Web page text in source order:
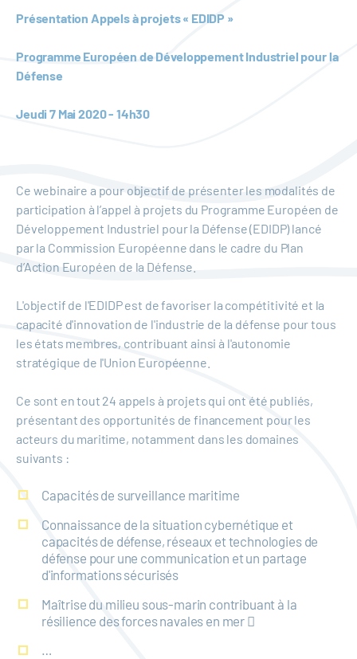
Présentation Appels à projets « EDIDP »
Programme Européen de Développement Industriel pour la
Défense
Jeudi 7 Mai 2020 - 14h30
Ce webinaire a pour objectif de présenter les modalités de
participation à l’appel à projets du Programme Européen de
Développement Industriel pour la Défense (EDIDP) lancé
par la Commission Européenne dans le cadre du Plan
d’Action Européen de la Défense.
L'objectif de l'EDIDP est de favoriser la compétitivité et la
capacité d'innovation de l'industrie de la défense pour tous
les états membres, contribuant ainsi à l'autonomie
stratégique de l'Union Européenne.
Ce sont en tout 24 appels à projets qui ont été publiés,
présentant des opportunités de financement pour les
acteurs du maritime, notamment dans les domaines
suivants :
Capacités de surveillance maritime
Connaissance de la situation cybernétique et
capacités de défense, réseaux et technologies de
défense pour une communication et un partage
d'informations sécurisés
Maîtrise du milieu sous-marin contribuant à la
résilience des forces navales en mer 
…